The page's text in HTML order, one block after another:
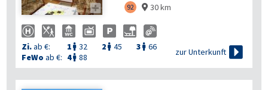
 92  30 km
Zi.ab €: 1  32 2  45 3  66
FeWo ab €: 4 88
zur Unterkunft 